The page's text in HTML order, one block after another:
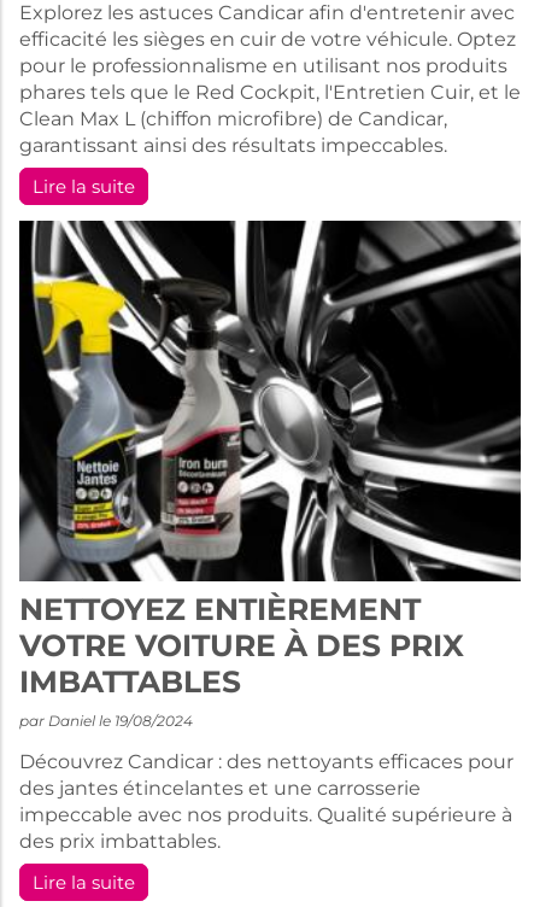
Explorez les astuces Candicar afin d'entretenir avec
efficacité les sièges en cuir de votre véhicule. Optez
pour le professionnalisme en utilisant nos produits
phares tels que le Red Cockpit, l'Entretien Cuir, et le
Clean Max L (chiffon microfibre) de Candicar,
garantissant ainsi des résultats impeccables.
Lire la suite
NETTOYEZ ENTIÈREMENT
VOTRE VOITURE À DES PRIX
IMBATTABLES
par Daniel le 19/08/2024
Découvrez Candicar : des nettoyants efficaces pour
des jantes étincelantes et une carrosserie
impeccable avec nos produits. Qualité supérieure à
des prix imbattables.
Lire la suite